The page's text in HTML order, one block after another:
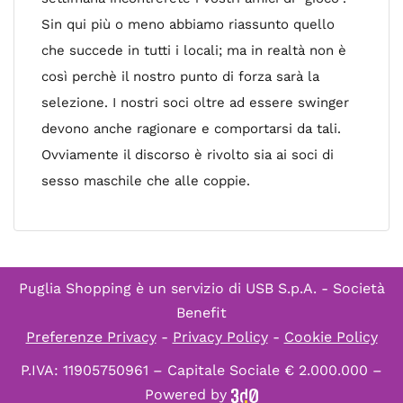
Sin qui più o meno abbiamo riassunto quello
che succede in tutti i locali; ma in realtà non è
così perchè il nostro punto di forza sarà la
selezione. I nostri soci oltre ad essere swinger
devono anche ragionare e comportarsi da tali.
Ovviamente il discorso è rivolto sia ai soci di
sesso maschile che alle coppie.
Puglia Shopping è un servizio di USB S.p.A. - Società
Benefit
Preferenze Privacy- Privacy Policy- Cookie Policy
P.IVA: 11905750961 – Capitale Sociale € 2.000.000 –
Powered by